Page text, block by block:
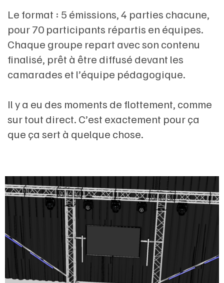
Le format : 5 émissions, 4 parties chacune,
pour 70 participants répartis en équipes.
Chaque groupe repart avec son contenu
finalisé, prêt à être diffusé devant les
camarades et l’équipe pédagogique.
Il y a eu des moments de flottement, comme
sur tout direct. C’est exactement pour ça
que ça sert à quelque chose.